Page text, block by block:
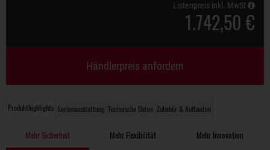
Produkthighlights Serienausstattung Technische Daten Zubehör & Aufbauten
Mehr Sicherheit Mehr Flexibilität Mehr Innovation
Listenpreis inkl. MwSt
1.742,50 €
Händlerpreis anfordern